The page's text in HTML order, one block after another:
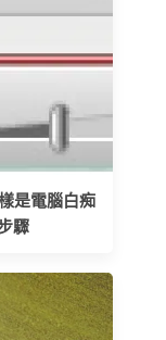
是電腦白痴
驟